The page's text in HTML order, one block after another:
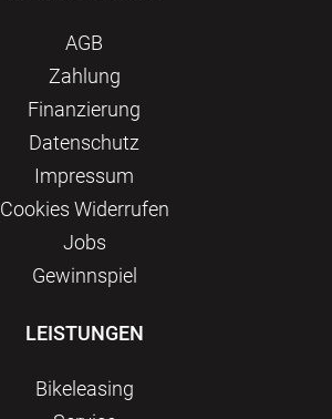
AGB
Zahlung
Finanzierung
Datenschutz
Impressum
Сookies Widerrufen
Jobs
Gewinnspiel
LEISTUNGEN
Bikeleasing